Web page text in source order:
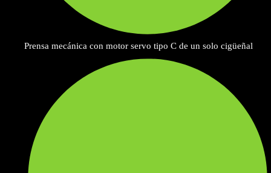
Prensa mecánica con motor servo tipo C de un solo cigüeñal